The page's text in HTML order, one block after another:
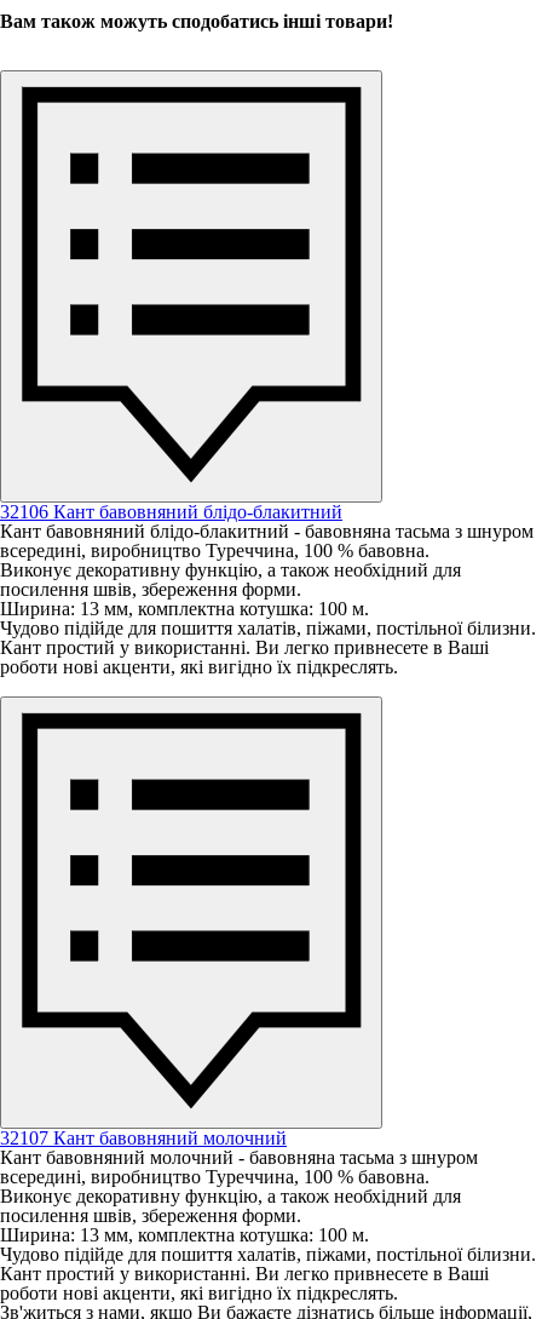
Вам також можуть сподобатись інші товари!
32106 Кант бавовняний блідо-блакитний
Кант бавовняний блідо-блакитний - бавовняна тасьма з шнуром
всередині, виробництво Туреччина, 100 % бавовна.
Виконує декоративну функцію, а також необхідний для
посилення швів, збереження форми.
Ширина: 13 мм, комплектна котушка: 100 м.
Чудово підійде для пошиття халатів, піжами, постільної білизни.
Кант простий у використанні. Ви легко привнесете в Ваші
роботи нові акценти, які вигідно їх підкреслять.
32107 Кант бавовняний молочний
Кант бавовняний молочний - бавовняна тасьма з шнуром
всередині, виробництво Туреччина, 100 % бавовна.
Виконує декоративну функцію, а також необхідний для
посилення швів, збереження форми.
Ширина: 13 мм, комплектна котушка: 100 м.
Чудово підійде для пошиття халатів, піжами, постільної білизни.
Кант простий у використанні. Ви легко привнесете в Ваші
роботи нові акценти, які вигідно їх підкреслять.
Зв'житься з нами, якщо Ви бажаєте дізнатись більше інформації,